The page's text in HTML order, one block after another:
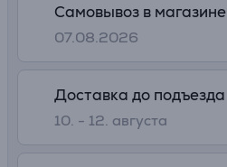
Самовывоз в магазине
07.08.2026
Доставка до подъезда
10. - 12. августа